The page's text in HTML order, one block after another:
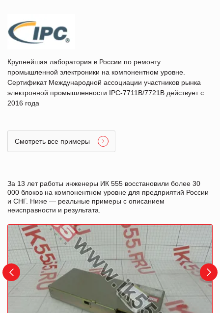
Крупнейшая лаборатория в России по ремонту
промышленной электроники на компонентном уровне.
Сертификат Международной ассоциации участников рынка
электронной промышленности IPC-7711B/7721B действует с
2016 года
Смотреть все примеры
За 13 лет работы инженеры ИК 555 восстановили более 30
000 блоков на компонентном уровне для предприятий России
и СНГ. Ниже — реальные примеры с описанием
неисправности и результата.